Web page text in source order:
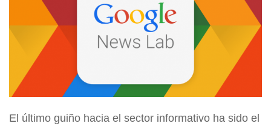
El último guiño hacia el sector informativo ha sido el